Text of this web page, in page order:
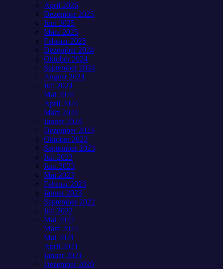
April 2026
Dezember 2025
Juni 2025
März 2025
Februar 2025
Dezember 2024
Oktober 2024
September 2024
August 2024
Juli 2024
Mai 2024
April 2024
März 2024
Januar 2024
Dezember 2023
Oktober 2023
September 2023
Juli 2023
Juni 2023
Mai 2023
Februar 2023
Januar 2023
September 2022
Juli 2022
Mai 2022
März 2022
Mai 2021
April 2021
Januar 2021
Dezember 2020